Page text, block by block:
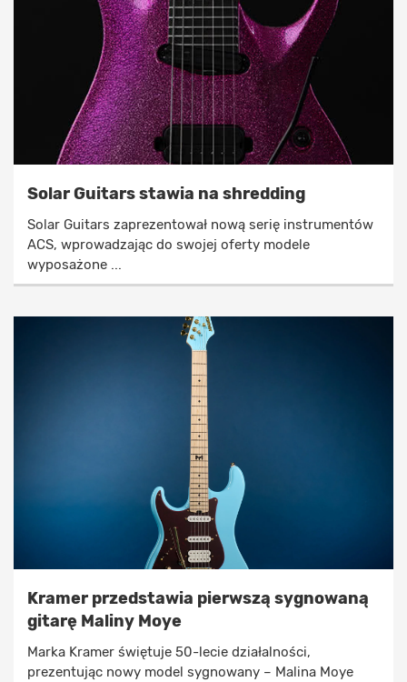
Solar Guitars stawia na shredding
Solar Guitars zaprezentował nową serię instrumentów
ACS, wprowadzając do swojej oferty modele
wyposażone ...
Kramer przedstawia pierwszą sygnowaną
gitarę Maliny Moye
Marka Kramer świętuje 50-lecie działalności,
prezentując nowy model sygnowany – Malina Moye